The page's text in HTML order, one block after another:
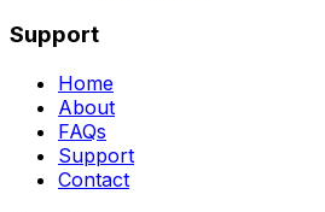
Support
Home
About
FAQs
Support
Contact